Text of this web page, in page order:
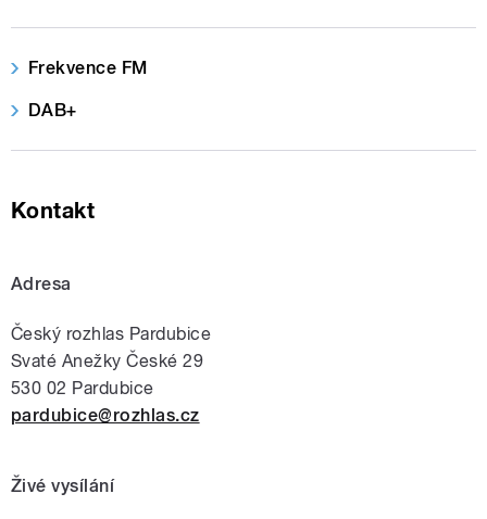
Frekvence FM
DAB+
Kontakt
Adresa
Český rozhlas Pardubice
Svaté Anežky České 29
530 02 Pardubice
pardubice@rozhlas.cz
Živé vysílání